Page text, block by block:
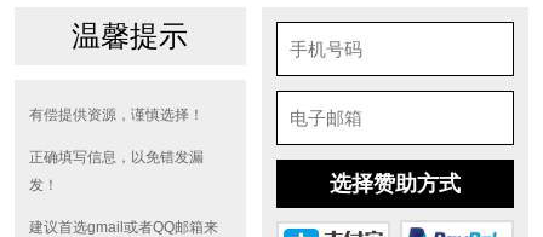
温馨提示
有偿提供资源，谨慎选择！
正确填写信息，以免错发漏
发！
建议首选gmail或者QQ邮箱来
选择赞助方式